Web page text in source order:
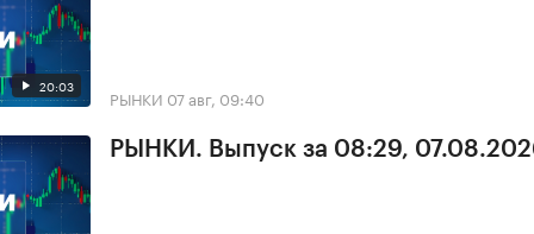
20:03 РЫНКИ 07 авг, 09:40
РЫНКИ. Выпуск за 08:29,